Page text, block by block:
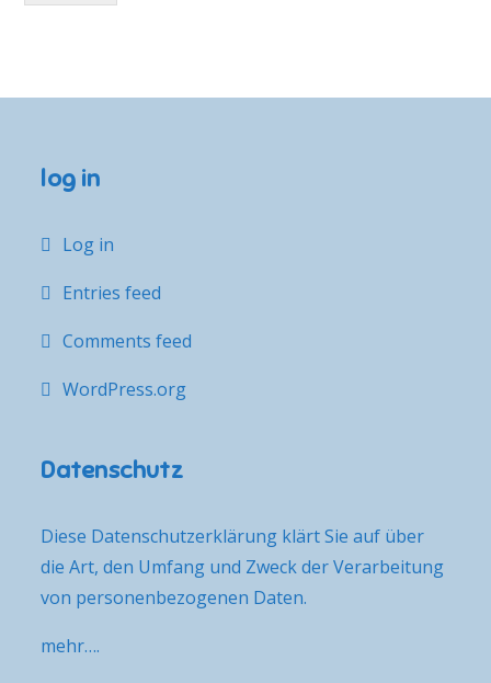
log in
Log in
Entries feed
Comments feed
WordPress.org
Datenschutz
Diese Datenschutzerklärung klärt Sie auf über
die Art, den Umfang und Zweck der Verarbeitung
von personenbezogenen Daten.
mehr….